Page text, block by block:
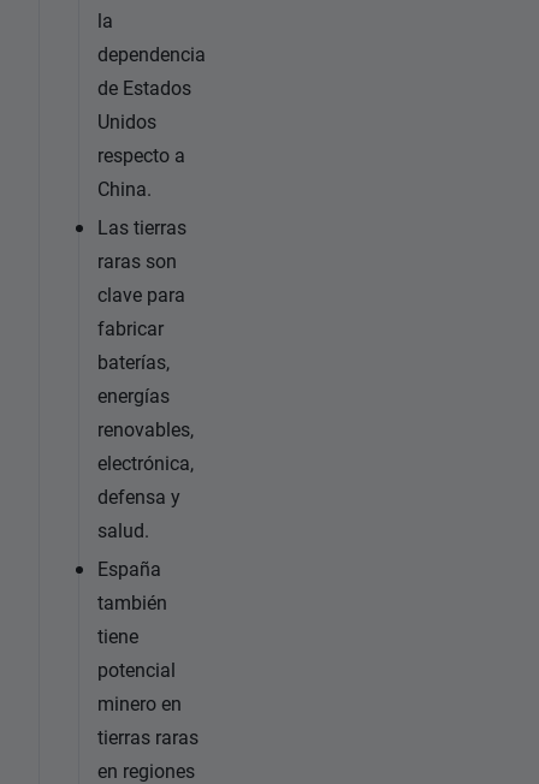
la
dependencia
de Estados
Unidos
respecto a
China.
Las tierras
raras son
clave para
fabricar
baterías,
energías
renovables,
electrónica,
defensa y
salud.
España
también
tiene
potencial
minero en
tierras raras
en regiones